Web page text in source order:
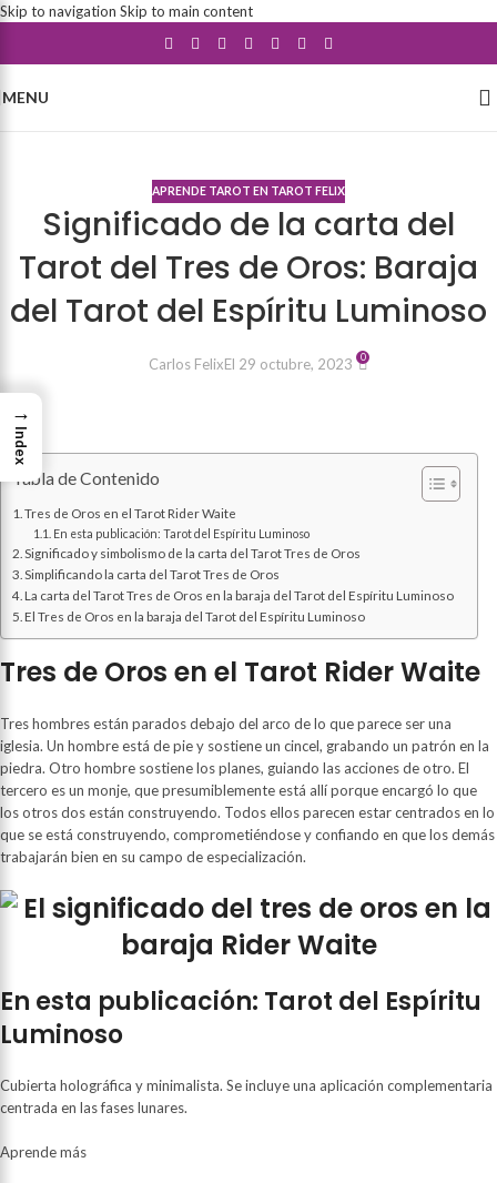
Skip to navigation Skip to main content
MENU
APRENDE TAROT EN TAROT FELIX
Significado de la carta del
Tarot del Tres de Oros: Baraja
del Tarot del Espíritu Luminoso
Carlos FelixEl 29 octubre, 2023 0
Tabla de Contenido
Tres de Oros en el Tarot Rider Waite
En esta publicación: Tarot del Espíritu Luminoso
Significado y simbolismo de la carta del Tarot Tres de Oros
Simplificando la carta del Tarot Tres de Oros
La carta del Tarot Tres de Oros en la baraja del Tarot del Espíritu Luminoso
El Tres de Oros en la baraja del Tarot del Espíritu Luminoso
Tres de Oros en el Tarot Rider Waite
Tres hombres están parados debajo del arco de lo que parece ser una
iglesia. Un hombre está de pie y sostiene un cincel, grabando un patrón en la
piedra. Otro hombre sostiene los planes, guiando las acciones de otro. El
tercero es un monje, que presumiblemente está allí porque encargó lo que
los otros dos están construyendo. Todos ellos parecen estar centrados en lo
que se está construyendo, comprometiéndose y confiando en que los demás
trabajarán bien en su campo de especialización.
En esta publicación: Tarot del Espíritu
Luminoso
Cubierta holográfica y minimalista. Se incluye una aplicación complementaria
centrada en las fases lunares.
Aprende más
→
Index